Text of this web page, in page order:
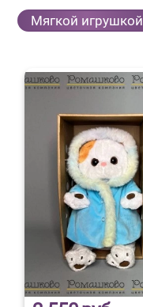
Мягкой игрушкой